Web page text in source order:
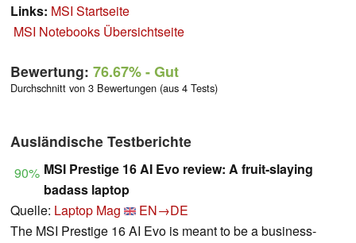
Links: MSI Startseite
MSI Notebooks Übersichtseite
Bewertung: 76.67%- Gut
Durchschnitt von 3 Bewertungen (aus 4 Tests)
Ausländische Testberichte
90% MSI Prestige 16 AI Evo review: A fruit-slaying
badass laptop
Quelle: Laptop Mag
EN→DE
The MSI Prestige 16 AI Evo is meant to be a business-